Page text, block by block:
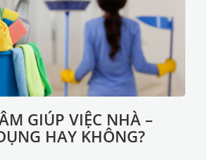
GIÚP VIỆC NHÀ –
HAY KHÔNG?